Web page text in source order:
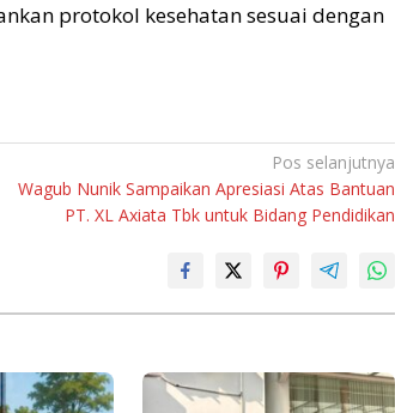
protokol kesehatan sesuai dengan
Pos selanjutnya
Wagub Nunik Sampaikan Apresiasi Atas Bantuan
PT. XL Axiata Tbk untuk Bidang Pendidikan